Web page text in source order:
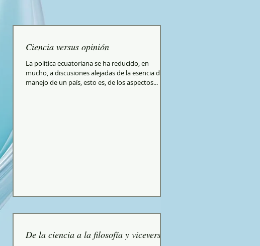
Ciencia versus opinión
La política ecuatoriana se ha reducido, en
mucho, a discusiones alejadas de la esencia del
manejo de un país, esto es, de los aspectos...
De la ciencia a la filosofía y viceversa